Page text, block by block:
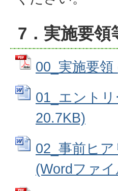
7．実施要領
00_実施要
01_エント
20.7KB)
02_事前ヒ
(Wordファ